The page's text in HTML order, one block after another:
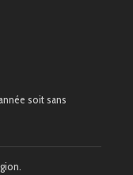
soit sans